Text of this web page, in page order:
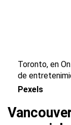
Toronto, en
de
Pexels